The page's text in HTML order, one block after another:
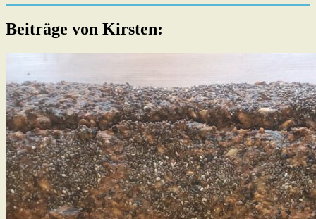
Beiträge von Kirsten: